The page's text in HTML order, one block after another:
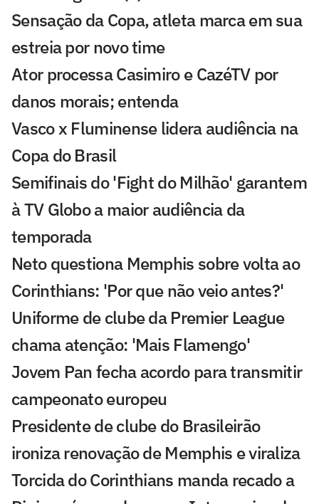
Sensação da Copa, atleta marca em sua
estreia por novo time
Ator processa Casimiro e CazéTV por
danos morais; entenda
Vasco x Fluminense lidera audiência na
Copa do Brasil
Semifinais do 'Fight do Milhão' garantem
à TV Globo a maior audiência da
temporada
Neto questiona Memphis sobre volta ao
Corinthians: 'Por que não veio antes?'
Uniforme de clube da Premier League
chama atenção: 'Mais Flamengo'
Jovem Pan fecha acordo para transmitir
campeonato europeu
Presidente de clube do Brasileirão
ironiza renovação de Memphis e viraliza
Torcida do Corinthians manda recado a